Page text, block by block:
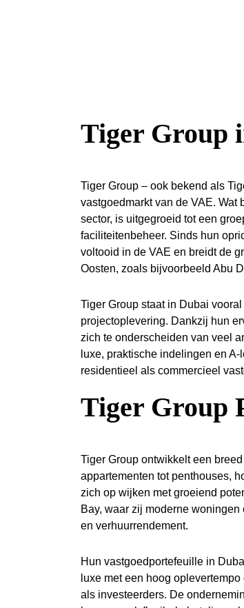
Tiger Group
Tiger Group – ook bekend als
vastgoedmarkt van de VAE.
sector, is uitgegroeid tot een
faciliteitenbeheer. Sinds hun
voltooid in de VAE en breidt de
Oosten, zoals bijvoorbeeld Abu
Tiger Group staat in Dubai
projectoplevering. Dankzij hun
zich te onderscheiden van veel
luxe, praktische indelingen en
residentieel als commercieel
Tiger Group
Tiger Group ontwikkelt een
appartementen tot penthouses,
zich op wijken met groeiend
Bay, waar zij moderne
en verhuurrendement.
Hun vastgoedportefeuille in
luxe met een hoog
als investeerders. De